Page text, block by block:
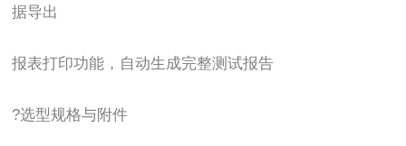
据导出
报表打印功能，自动生成完整测试报告
?选型规格与附件